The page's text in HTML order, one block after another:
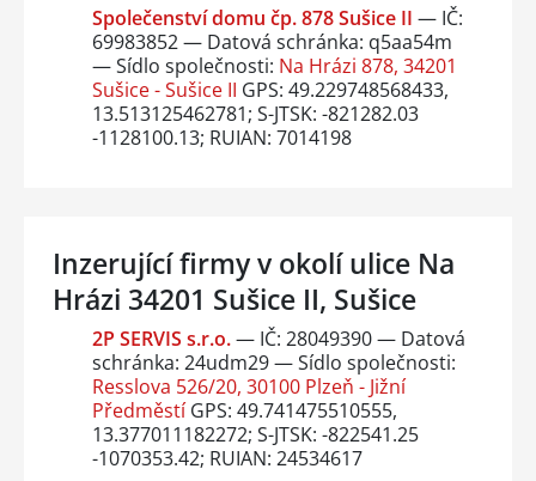
Společenství domu čp. 878 Sušice II — IČ:
69983852 — Datová schránka: q5aa54m
— Sídlo společnosti: Na Hrázi 878, 34201
Sušice - Sušice II GPS: 49.229748568433,
13.513125462781; S-JTSK: -821282.03
-1128100.13; RUIAN: 7014198
Inzerující firmy v okolí ulice Na
Hrázi 34201 Sušice II, Sušice
2P SERVIS s.r.o.— IČ: 28049390 — Datová
schránka: 24udm29 — Sídlo společnosti:
Resslova 526/20, 30100 Plzeň - Jižní
PředměstíGPS: 49.741475510555,
13.377011182272; S-JTSK: -822541.25
-1070353.42; RUIAN: 24534617